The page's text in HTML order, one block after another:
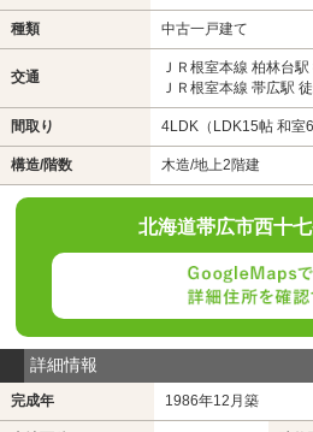
種類 中古一戸建て
交通
ＪＲ根室本線 柏林台
ＪＲ根室本線 帯広駅
間取り 4LDK（LDK15帖 和室
構造/階数 木造/地上2階建
北海道帯広市西十
詳細情報
完成年 1986年12月築